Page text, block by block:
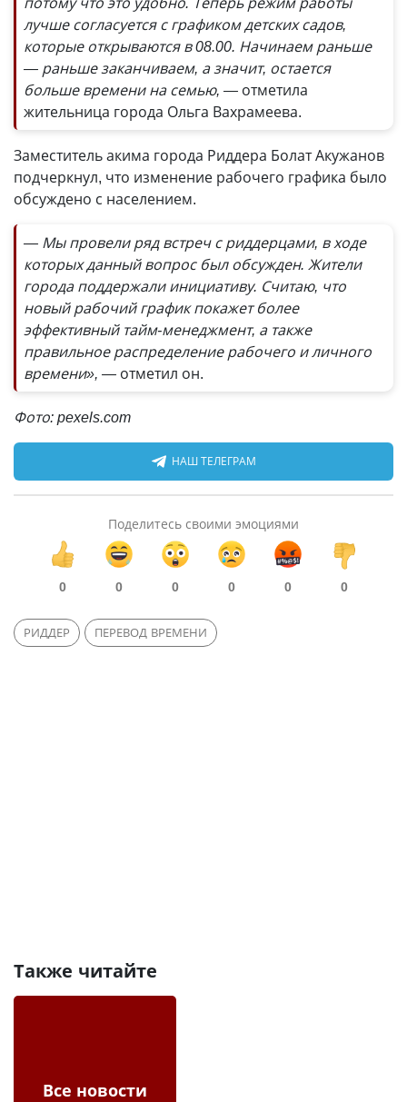
лучше согласуется с графиком детских садов,
которые открываются в 08.00. Начинаем раньше
— раньше заканчиваем, а значит, остается
больше времени на семью, — отметила
жительница города Ольга Вахрамеева.
Заместитель акима города Риддера Болат Акужанов
подчеркнул, что изменение рабочего графика было
обсуждено с населением.
— Мы провели ряд встреч с риддерцами, в ходе
которых данный вопрос был обсужден. Жители
города поддержали инициативу. Считаю, что
новый рабочий график покажет более
эффективный тайм-менеджмент, а также
правильное распределение рабочего и личного
времени», — отметил он.
Фото: pexels.com
НАШ ТЕЛЕГРАМ
Поделитесь своими эмоциями
0 0 0 0 0 0
РИДДЕР ПЕРЕВОД ВРЕМЕНИ
Также читайте
Все новости